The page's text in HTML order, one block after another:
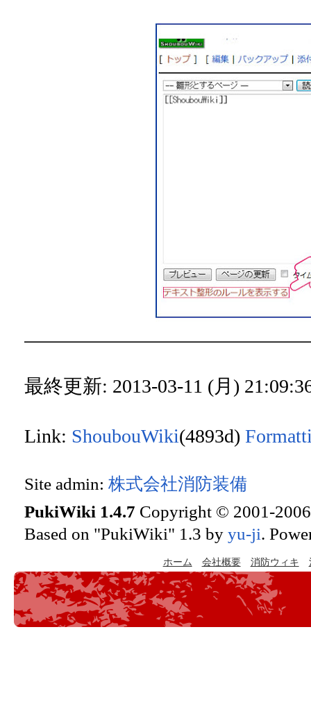
最終更新: 2013-03-11 (月)
Link: ShoubouWiki(4893d)
Site admin: 株式会社消防装備
PukiWiki 1.4.7 Copyright © 2001-
Based on "PukiWiki" 1.3 by yu-ji.
ホーム 会社概要 消防ウィキ